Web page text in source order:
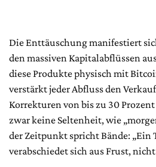
Die Enttäuschung manifestiert
den massiven Kapitalabflüssen
diese Produkte physisch mit
verstärkt jeder Abfluss den
Korrekturen von bis zu 30
zwar keine Seltenheit, wie
der Zeitpunkt spricht Bände: „Ein
verabschiedet sich aus Frust, nicht